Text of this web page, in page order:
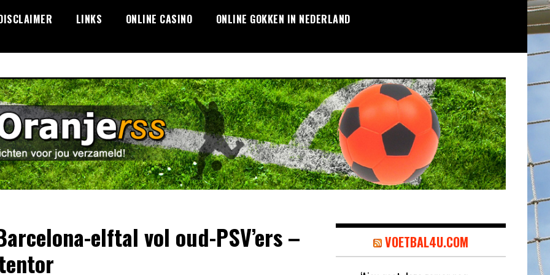
LINKS ONLINE CASINO
ONLINE GOKKEN IN NEDERLAND
elftal vol oud-PSV’ers –
VOETBAL4U.COM